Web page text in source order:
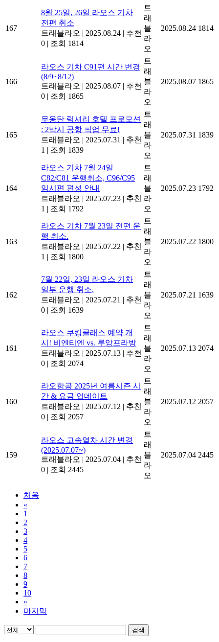
167
8월 25일, 26일 라오스 기차
전편 취소
트래블라오 | 2025.08.24 | 추천
0 | 조회 1814
트
래
블
라
오
2025.08.24 1814
166
라오스 기차 C91편 시간 변경
(8/9~8/12)
트래블라오 | 2025.08.07 | 추천
0 | 조회 1865
트
래
블
라
오
2025.08.07 1865
165
무옹탄 럭셔리 호텔 프로모션
: 2박시 공항 픽업 무료!
트래블라오 | 2025.07.31 | 추천
1 | 조회 1839
트
래
블
라
오
2025.07.31 1839
164
라오스 기차 7월 24일
C82/C81 운행취소, C96/C95
임시편 편성 안내
트래블라오 | 2025.07.23 | 추천
1 | 조회 1792
트
래
블
라
오
2025.07.23 1792
163
라오스 기차 7월 23일 전편 운
행 취소.
트래블라오 | 2025.07.22 | 추천
1 | 조회 1800
트
래
블
라
오
2025.07.22 1800
162
7월 22일, 23일 라오스 기차
일부 운행 취소.
트래블라오 | 2025.07.21 | 추천
0 | 조회 1639
트
래
블
라
오
2025.07.21 1639
161
라오스 쿠킹클래스 예약 개
시! 비엔티엔 vs. 루앙프라방
트래블라오 | 2025.07.13 | 추천
0 | 조회 2074
트
래
블
라
오
2025.07.13 2074
160
라오항공 2025년 여름시즌 시
간 & 요금 업데이트
트래블라오 | 2025.07.12 | 추천
0 | 조회 2057
트
래
블
라
오
2025.07.12 2057
159
라오스 고속열차 시간 변경
(2025.07.07~)
트래블라오 | 2025.07.04 | 추천
0 | 조회 2445
트
래
블
라
오
2025.07.04 2445
처음
«
1
2
3
4
5
6
7
8
9
10
»
마지막
검색